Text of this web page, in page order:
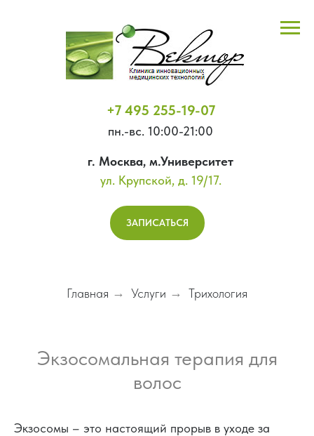
+7 495 255-19-07
пн.-вс. 10:00-21:00
г. Москва, м.Университет
ул. Крупской, д. 19/17.
ЗАПИСАТЬСЯ
Главная → Услуги → Трихология
Экзосомальная терапия для
волос
Экзосомы – это настоящий прорыв в уходе за